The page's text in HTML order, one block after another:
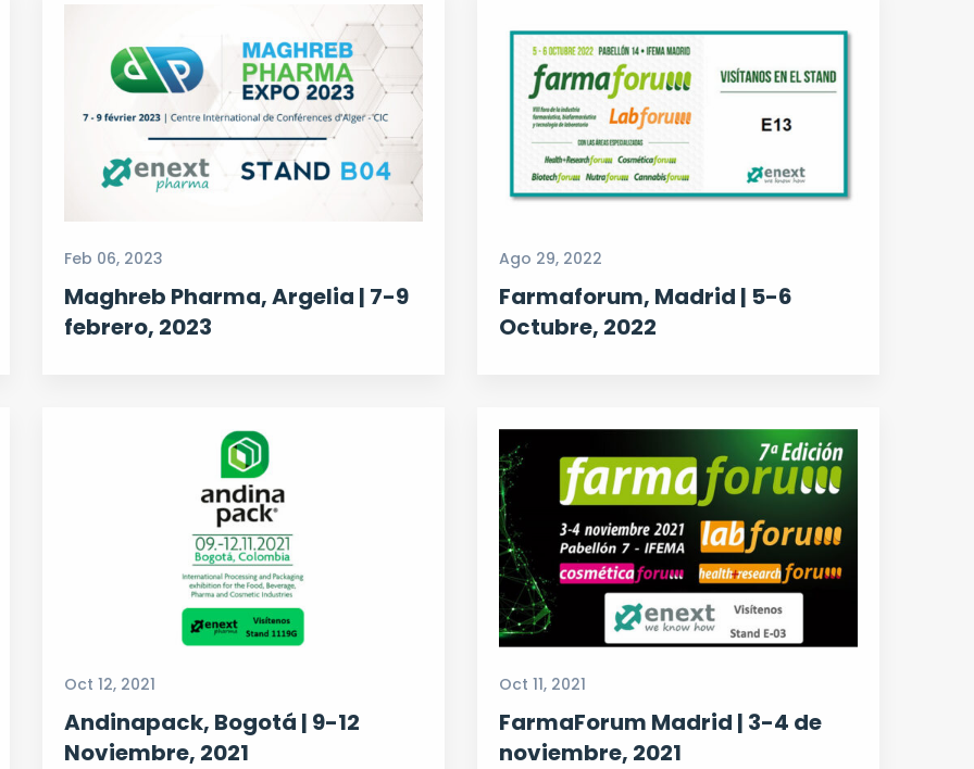
Feb 06, 2023
Maghreb Pharma, Argelia | 7-9
febrero, 2023
Ago 29, 2022
Farmaforum, Madrid | 5-6
Octubre, 2022
Oct 12, 2021
Andinapack, Bogotá | 9-12
Noviembre, 2021
Oct 11, 2021
FarmaForum Madrid | 3-4 de
noviembre, 2021